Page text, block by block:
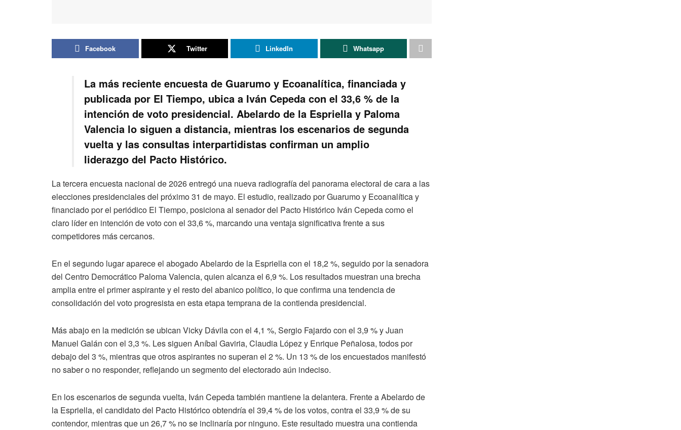
Facebook Twitter LinkedIn Whatsapp
La más reciente encuesta de Guarumo y Ecoanalítica, financiada y
publicada por El Tiempo, ubica a Iván Cepeda con el 33,6 % de la
intención de voto presidencial. Abelardo de la Espriella y Paloma
Valencia lo siguen a distancia, mientras los escenarios de segunda
vuelta y las consultas interpartidistas confirman un amplio
liderazgo del Pacto Histórico.
La tercera encuesta nacional de 2026 entregó una nueva radiografía del panorama electoral de cara a las
elecciones presidenciales del próximo 31 de mayo. El estudio, realizado por Guarumo y Ecoanalítica y
financiado por el periódico El Tiempo, posiciona al senador del Pacto Histórico Iván Cepeda como el
claro líder en intención de voto con el 33,6 %, marcando una ventaja significativa frente a sus
competidores más cercanos.
En el segundo lugar aparece el abogado Abelardo de la Espriella con el 18,2 %, seguido por la senadora
del Centro Democrático Paloma Valencia, quien alcanza el 6,9 %. Los resultados muestran una brecha
amplia entre el primer aspirante y el resto del abanico político, lo que confirma una tendencia de
consolidación del voto progresista en esta etapa temprana de la contienda presidencial.
Más abajo en la medición se ubican Vicky Dávila con el 4,1 %, Sergio Fajardo con el 3,9 % y Juan
Manuel Galán con el 3,3 %. Les siguen Aníbal Gaviria, Claudia López y Enrique Peñalosa, todos por
debajo del 3 %, mientras que otros aspirantes no superan el 2 %. Un 13 % de los encuestados manifestó
no saber o no responder, reflejando un segmento del electorado aún indeciso.
En los escenarios de segunda vuelta, Iván Cepeda también mantiene la delantera. Frente a Abelardo de
la Espriella, el candidato del Pacto Histórico obtendría el 39,4 % de los votos, contra el 33,9 % de su
contendor, mientras que un 26,7 % no se inclinaría por ninguno. Este resultado muestra una contienda